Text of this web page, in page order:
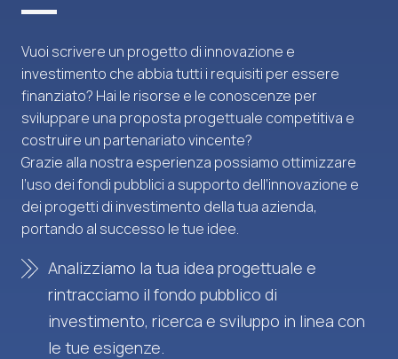
Vuoi scrivere un progetto di innovazione e
investimento che abbia tutti i requisiti per essere
finanziato? Hai le risorse e le conoscenze per
sviluppare una proposta progettuale competitiva e
costruire un partenariato vincente?
Grazie alla nostra esperienza possiamo ottimizzare
l’uso dei fondi pubblici a supporto dell’innovazione e
dei progetti di investimento della tua azienda,
portando al successo le tue idee.
Analizziamo la tua idea progettuale e
rintracciamo il fondo pubblico di
investimento, ricerca e sviluppo in linea con
le tue esigenze.